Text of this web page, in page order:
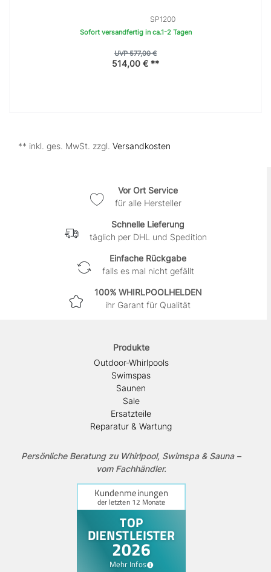
SP1200
Sofort versandfertig in ca.1-2 Tagen
UVP 577,00 €
514,00 € **
** inkl. ges. MwSt. zzgl. Versandkosten
Vor Ort Service
für alle Hersteller
Schnelle Lieferung
täglich per DHL und Spedition
Einfache Rückgabe
falls es mal nicht gefällt
100% WHIRLPOOLHELDEN
ihr Garant für Qualität
Produkte
Outdoor-Whirlpools
Swimspas
Saunen
Sale
Ersatzteile
Reparatur & Wartung
Persönliche Beratung zu Whirlpool, Swimspa & Sauna –
vom Fachhändler.